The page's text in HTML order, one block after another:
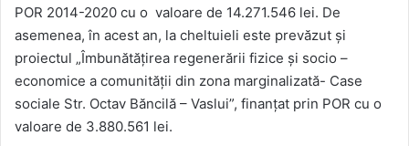
POR 2014-2020 cu o valoare de 14.271.546 lei. De
asemenea, în acest an, la cheltuieli este prevăzut și
proiectul „Îmbunătățirea regenerării fizice şi socio –
economice a comunităţii din zona marginalizată- Case
sociale Str. Octav Băncilă – Vaslui”, finanțat prin POR cu o
valoare de 3.880.561 lei.